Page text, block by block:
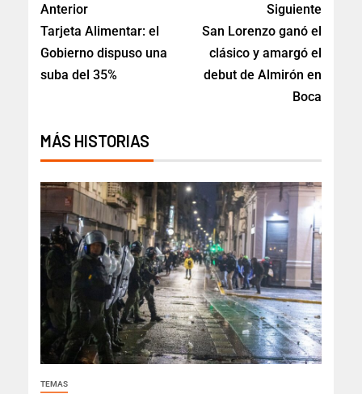
Anterior
Tarjeta Alimentar: el
Gobierno dispuso una
suba del 35%
Siguiente
San Lorenzo ganó el
clásico y amargó el
debut de Almirón en
Boca
MÁS HISTORIAS
TEMAS